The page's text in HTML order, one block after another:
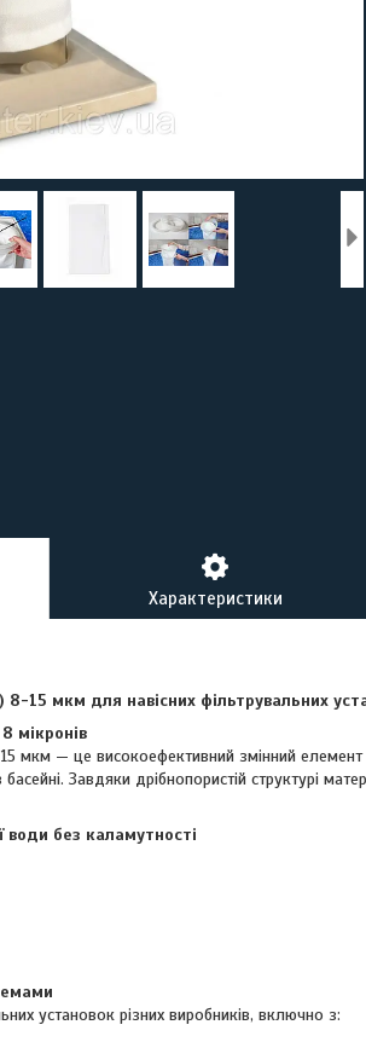
Характеристики
15 мкм для навісних фільтрувальних
мікронів
мкм — це високоефективний змінний елемент
Завдяки дрібнопористій структурі
без каламутності
установок різних виробників, включно з: